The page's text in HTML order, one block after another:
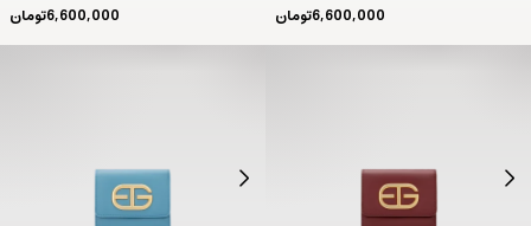
6,600,000تومان 6,600,000تومان